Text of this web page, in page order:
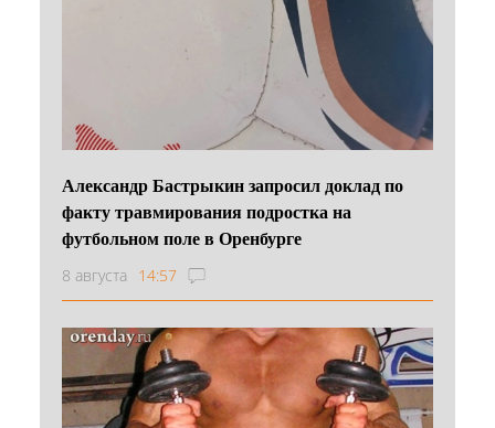
Александр Бастрыкин запросил доклад по
факту травмирования подростка на
футбольном поле в Оренбурге
8 августа 14:57